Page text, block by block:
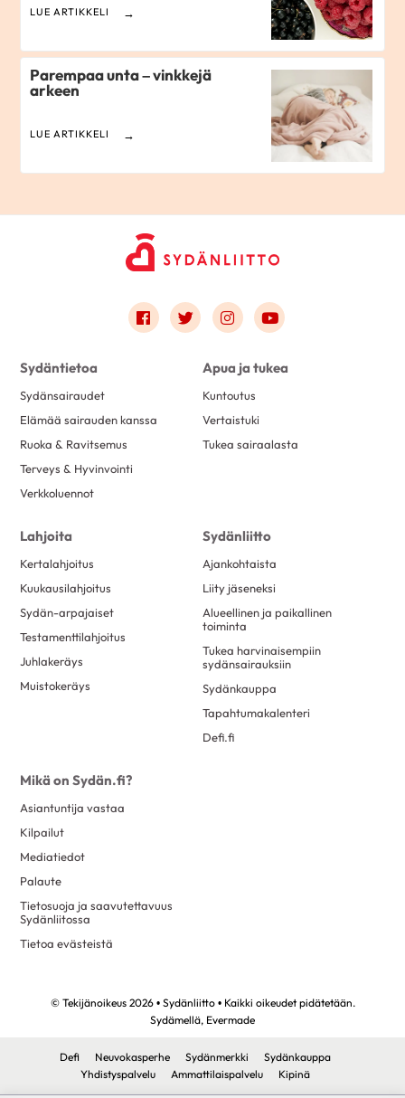
LUE ARTIKKELI
Parempaa unta – vinkkejä
arkeen
LUE ARTIKKELI
Link to facebook
Link to twitter
Link to instagram
Link to youtube
Sydäntietoa
Sydänsairaudet
Elämää sairauden kanssa
Ruoka & Ravitsemus
Terveys & Hyvinvointi
Verkkoluennot
Apua ja tukea
Kuntoutus
Vertaistuki
Tukea sairaalasta
Lahjoita
Kertalahjoitus
Kuukausilahjoitus
Sydän-arpajaiset
Testamenttilahjoitus
Juhlakeräys
Muistokeräys
Sydänliitto
Ajankohtaista
Liity jäseneksi
Alueellinen ja paikallinen
toiminta
Tukea harvinaisempiin
sydänsairauksiin
Sydänkauppa
Tapahtumakalenteri
Defi.fi
Mikä on Sydän.fi?
Asiantuntija vastaa
Kilpailut
Mediatiedot
Palaute
Tietosuoja ja saavutettavuus
Sydänliitossa
Tietoa evästeistä
© Tekijänoikeus 2026 • Sydänliitto • Kaikki oikeudet pidätetään.
Sydämellä, Evermade
Defi Neuvokasperhe Sydänmerkki
Sydänkauppa
Yhdistyspalvelu
Ammattilaispalvelu Kipinä